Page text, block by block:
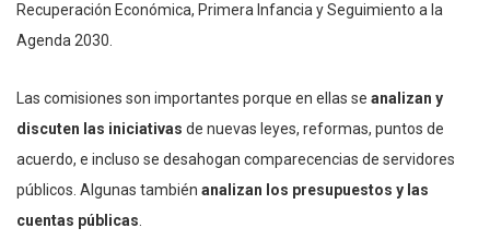
Recuperación Económica, Primera Infancia y Seguimiento a la
Agenda 2030.
Las comisiones son importantes porque en ellas se analizan y
discuten las iniciativas de nuevas leyes, reformas, puntos de
acuerdo, e incluso se desahogan comparecencias de servidores
públicos. Algunas también analizan los presupuestos y las
cuentas públicas.